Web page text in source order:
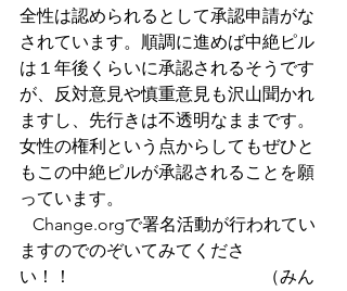
全性は認められるとして承認申請がな
されています。順調に進めば中絶ピル
は１年後くらいに承認されるそうです
が、反対意見や慎重意見も沢山聞かれ
ますし、先行きは不透明なままです。
女性の権利という点からしてもぜひと
もこの中絶ピルが承認されることを願
っています。
ますのでのぞいてみてくださ
い！！　　　　　　　　　　　（みん